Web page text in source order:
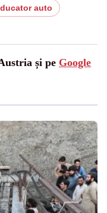
auto
și pe Google